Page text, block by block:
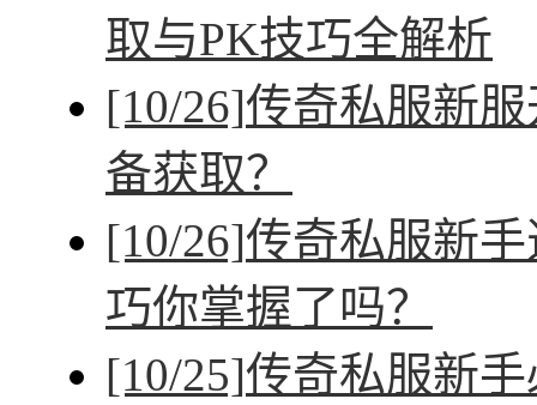
取与PK技巧全解析
[10/26]传奇私服新
备获取？
[10/26]传奇私服新
巧你掌握了吗？
[10/25]传奇私服新